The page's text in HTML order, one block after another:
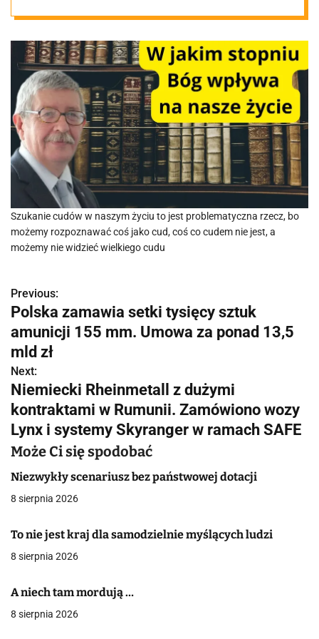
Szukanie cudów w naszym życiu to jest problematyczna rzecz, bo
możemy rozpoznawać coś jako cud, coś co cudem nie jest, a
możemy nie widzieć wielkiego cudu
N
a
w
i
g
a
c
j
w
i
s
Previous:
Polska zamawia setki tysięcy sztuk
amunicji 155 mm. Umowa za ponad 13,5
mld zł
Next:
Niemiecki Rheinmetall z dużymi
kontraktami w Rumunii. Zamówiono wozy
Lynx i systemy Skyranger w ramach SAFE
Może Ci się spodobać
Niezwykły scenariusz bez państwowej dotacji
8 sierpnia 2026
To nie jest kraj dla samodzielnie myślących ludzi
8 sierpnia 2026
A niech tam mordują …
8 sierpnia 2026